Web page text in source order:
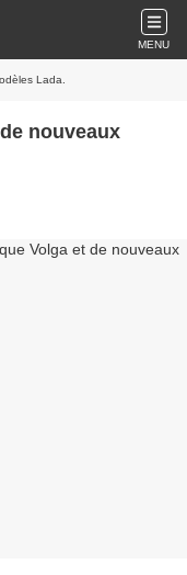
MENU
Lada.
nouveaux